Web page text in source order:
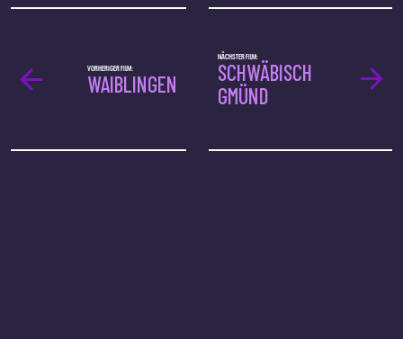
NÄCHSTER FILM:
SCHWÄBISCH
GMÜND
VORHERIGER FILM:
WAIBLINGEN